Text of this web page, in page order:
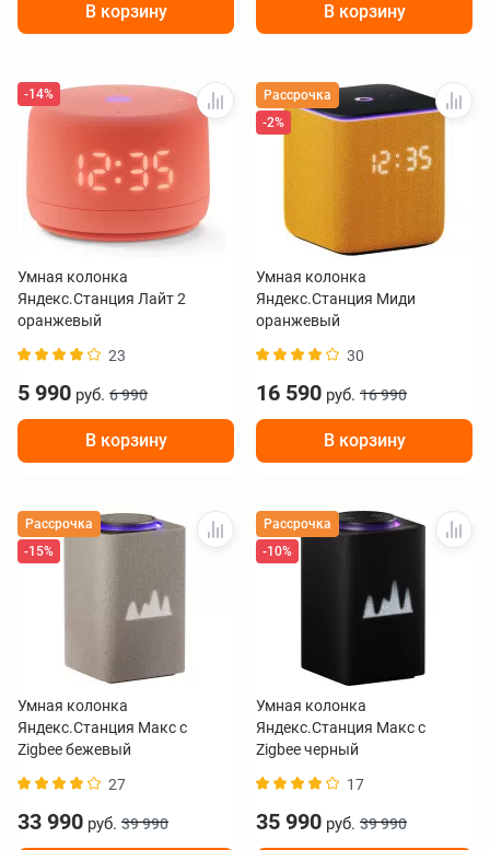
В корзину В корзину
-14%
Умная колонка
Яндекс.Станция Лайт 2
оранжевый
23
5 990 руб. 6 990
В корзину
Рассрочка
-2%
Умная колонка
Яндекс.Станция Миди
оранжевый
30
16 590 руб. 16 990
В корзину
Рассрочка
-15%
Умная колонка
Яндекс.Станция Макс с
Zigbee бежевый
27
33 990 руб. 39 990
Рассрочка
-10%
Умная колонка
Яндекс.Станция Макс с
Zigbee черный
17
35 990 руб. 39 990